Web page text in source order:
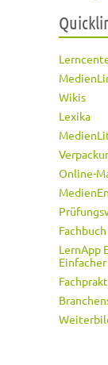
Wikis
Lexika
Online-
LernApp
Einfacher